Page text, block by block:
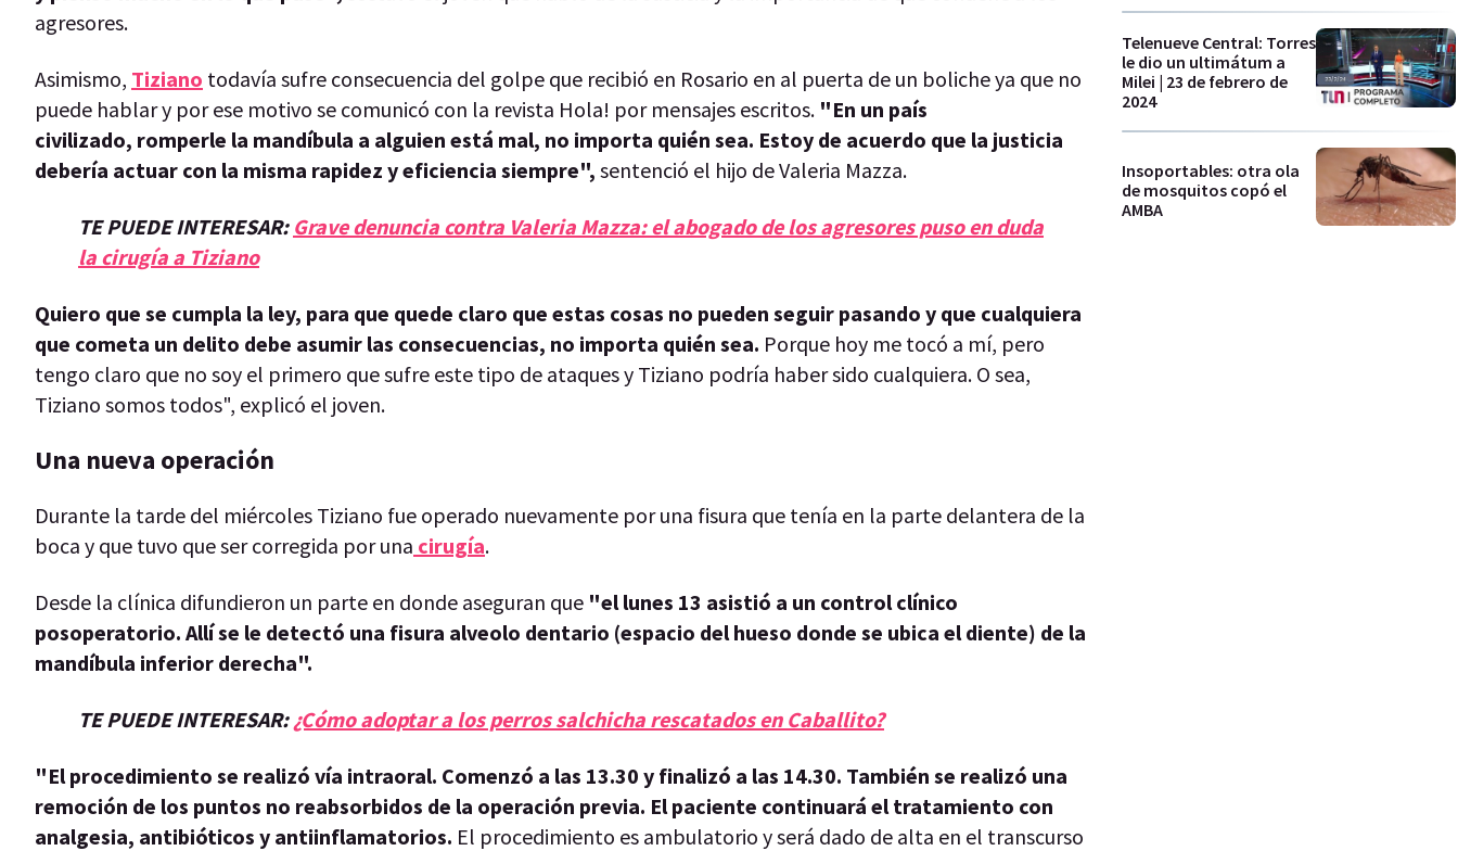
agresores.
Asimismo, Tiziano todavía sufre consecuencia del golpe que recibió en Rosario en al puerta de un boliche ya que no
puede hablar y por ese motivo se comunicó con la revista Hola! por mensajes escritos. "En un país
civilizado, romperle la mandíbula a alguien está mal, no importa quién sea. Estoy de acuerdo que la justicia
debería actuar con la misma rapidez y eficiencia siempre", sentenció el hijo de Valeria Mazza.
TE PUEDE INTERESAR: Grave denuncia contra Valeria Mazza: el abogado de los agresores puso en duda
la cirugía a Tiziano
Quiero que se cumpla la ley, para que quede claro que estas cosas no pueden seguir pasando y que cualquiera
que cometa un delito debe asumir las consecuencias, no importa quién sea. Porque hoy me tocó a mí, pero
tengo claro que no soy el primero que sufre este tipo de ataques y Tiziano podría haber sido cualquiera. O sea,
Tiziano somos todos", explicó el joven.
Una nueva operación
Durante la tarde del miércoles Tiziano fue operado nuevamente por una fisura que tenía en la parte delantera de la
boca y que tuvo que ser corregida por una cirugía.
Desde la clínica difundieron un parte en donde aseguran que "el lunes 13 asistió a un control clínico
posoperatorio. Allí se le detectó una fisura alveolo dentario (espacio del hueso donde se ubica el diente) de la
mandíbula inferior derecha".
TE PUEDE INTERESAR:¿Cómo adoptar a los perros salchicha rescatados en Caballito?
"El procedimiento se realizó vía intraoral. Comenzó a las 13.30 y finalizó a las 14.30. También se realizó una
remoción de los puntos no reabsorbidos de la operación previa. El paciente continuará el tratamiento con
analgesia, antibióticos y antiinflamatorios. El procedimiento es ambulatorio y será dado de alta en el transcurso
Telenueve Central: Torres
le dio un ultimátum a
Milei | 23 de febrero de
2024
Insoportables: otra ola
de mosquitos copó el
AMBA